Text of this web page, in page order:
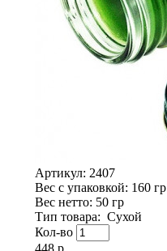
Артикул: 2407
Вес с упаковкой: 160 гр
Вес нетто: 50 гр
Тип товара: Сухой
Кол-во
448 р.